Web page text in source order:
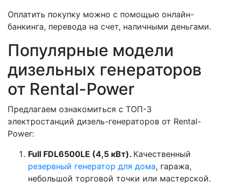
Оплатить покупку можно с помощью онлайн-
банкинга, перевода на счет, наличными деньгами.
Популярные модели
дизельных генераторов
от Rental-Power
Предлагаем ознакомиться с ТОП-3
электростанций дизель-генераторов от Rental-
Power:
Full FDL6500LE (4,5 кВт). Качественный
резервный генератор для дома, гаража,
небольшой торговой точки или мастерской.